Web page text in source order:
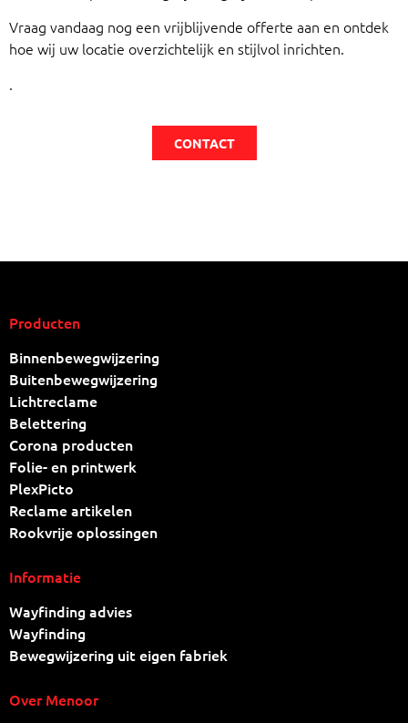
Vraag vandaag nog een vrijblijvende offerte aan en ontdek
hoe wij uw locatie overzichtelijk en stijlvol inrichten.
.
CONTACT
Producten
Binnenbewegwijzering
Buitenbewegwijzering
Lichtreclame
Belettering
Corona producten
Folie- en printwerk
PlexPicto
Reclame artikelen
Rookvrije oplossingen
Informatie
Wayfinding advies
Wayfinding
Bewegwijzering uit eigen fabriek
Over Menoor